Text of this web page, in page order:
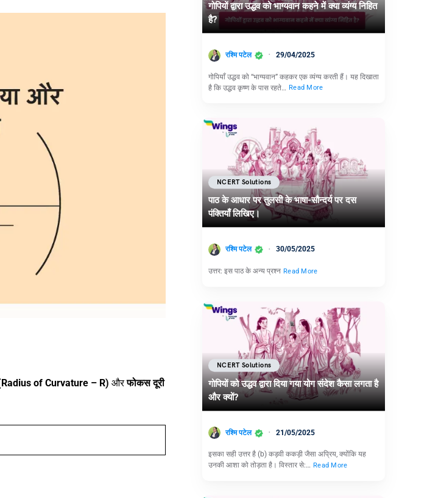
(Radius of Curvature – R) औरफोकस दूरी
गोपियों द्वारा उद्धव को भाग्यवान कहने में क्या व्यंग्य निहित
है?
रश्मि पटेल 29/04/2025
गोपियाँ उद्धव को “भाग्यवान” कहकर एक व्यंग्य करती हैं। यह दिखाता
है कि उद्धव कृष्ण के पास रहते… Read More
NCERT Solutions
पाठ के आधार पर तुलसी के भाषा-सौन्दर्य पर दस
पंक्तियाँ लिखिए।
रश्मि पटेल 30/05/2025
उत्तर: इस पाठ के अन्य प्रश्न Read More
NCERT Solutions
गोपियों को उद्धव द्वारा दिया गया योग संदेश कैसा लगता है
और क्यों?
रश्मि पटेल 21/05/2025
इसका सही उत्तर है (b) कड़वी ककड़ी जैसा अप्रिय, क्योंकि यह
उनकी आशा को तोड़ता है। विस्तार से:… Read More